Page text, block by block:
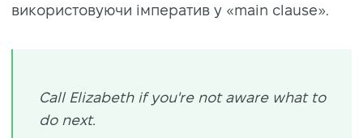
використовуючи імператив у «main clause».
Call Elizabeth if you're not aware what to
do next.